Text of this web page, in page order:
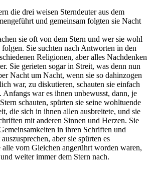
die drei weisen Sterndeuter aus dem
und gemeinsam folgten sie Nacht
sie oft von dem Stern und wer sie wohl
Sie suchten nach Antworten in den
Religionen, aber alles Nachdenken
Sie gerieten sogar in Streit, was denn nun
Nacht um Nacht, wenn sie so dahinzogen
war, zu diskutieren, schauten sie einfach
Anfangs war es ihnen unbewusst, dann, je
schauten, spürten sie seine wohltuende
die sich in ihnen allen ausbreitete, und sie
mit anderen Sinnen und Herzen. Sie
in ihren Schriften und
aber sie spürten es
alle vom Gleichen angerührt worden waren,
weiter immer dem Stern nach.